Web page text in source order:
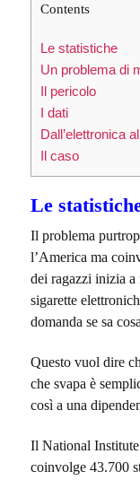
Contents
Le statistiche
Un problema di
Il pericolo
I dati
Dall’elettronica
Il caso
Le
Il problema
l’America ma
dei ragazzi inizia
sigarette
domanda se sa
Questo vuol dire
che svapa è
così a una
Il National
coinvolge 43.700